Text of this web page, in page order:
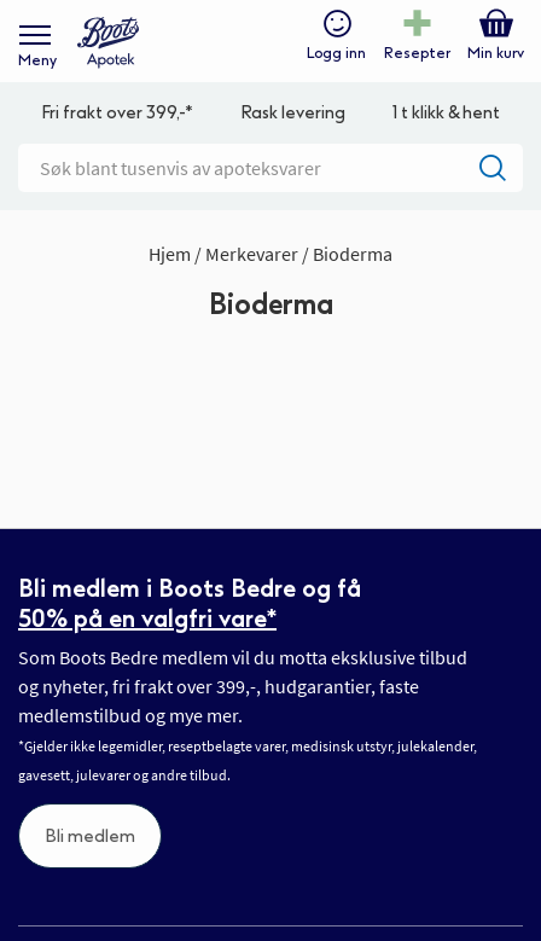
Meny Logg inn Resepter Min kurv
Fri frakt over 399,-* Rask levering 1 t klikk & hent
Hjem Merkevarer Bioderma
Bioderma
Bli medlem i Boots Bedre og få
50% på en valgfri vare*
Som Boots Bedre medlem vil du motta eksklusive tilbud
og nyheter, fri frakt over 399,-, hudgarantier, faste
medlemstilbud og mye mer.
*Gjelder ikke legemidler, reseptbelagte varer, medisinsk utstyr, julekalender,
gavesett, julevarer og andre tilbud.
Bli medlem